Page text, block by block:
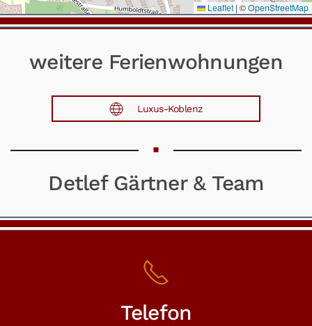
Leaflet | ©OpenStreetMap
weitere Ferienwohnungen
Luxus-Koblenz
Detlef Gärtner & Team
Telefon